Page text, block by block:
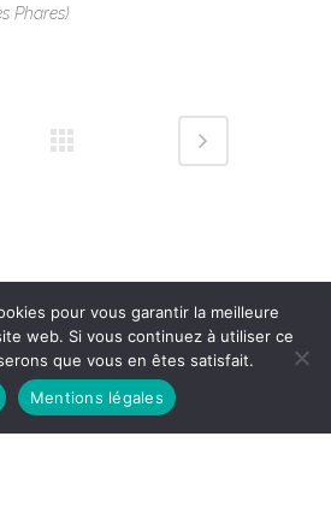
Phares)
pour vous garantir la meilleure
web. Si vous continuez à utiliser ce
que vous en êtes satisfait.
Mentions légales